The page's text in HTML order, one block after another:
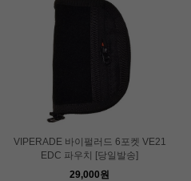
VIPERADE 바이펄러드 6포켓 VE21
EDC 파우치 [당일발송]
29,000원